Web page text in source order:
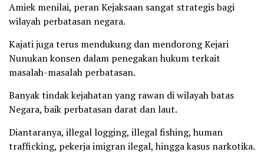
Amiek menilai, peran Kejaksaan sangat strategis bagi
wilayah perbatasan negara.
Kajati juga terus mendukung dan mendorong Kejari
Nunukan konsen dalam penegakan hukum terkait
masalah-masalah perbatasan.
Banyak tindak kejahatan yang rawan di wilayah batas
Negara, baik perbatasan darat dan laut.
Diantaranya, illegal logging, illegal fishing, human
trafficking, pekerja imigran ilegal, hingga kasus narkotika.